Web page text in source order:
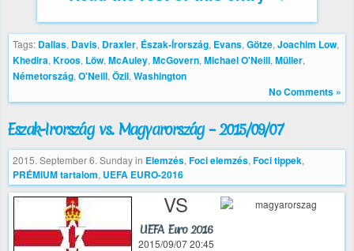
Tags: Dallas, Davis, Draxler, Észak-Írország, Evans, Götze, Joachim Low,
Khedira, Kroos, Löw, McAuley, McGovern, Michael O'Neill, Müller,
Németország, O'Neill, Özil, Washington
No Comments »
Észak-Írország vs. Magyarország – 2015/09/07
2015. September 6. Sundayin Elemzés, Foci elemzés, Foci tippek,
PRÉMIUM tartalom, UEFA EURO-2016
VS
UEFA Euro 2016
2015/09/07 20:45